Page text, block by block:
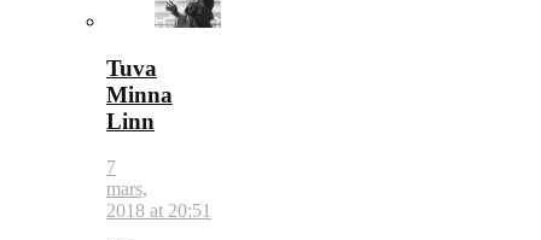
Tuva
Minna
Linn
7
mars,
2018 at 20:51